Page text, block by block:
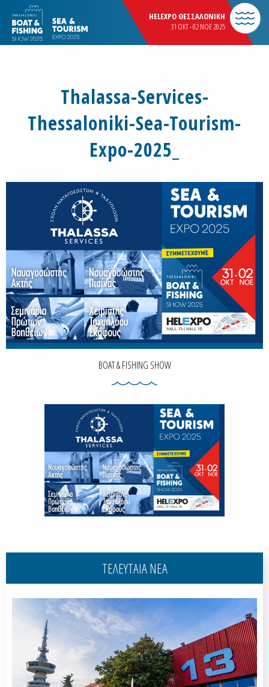
HELEXPO ΘΕΣΣΑΛΟΝΙΚΗ
31 OKT - 02 NOE 2025
Thalassa-Services-
Thessaloniki-Sea-Tourism-
Expo-2025_
BOAT & FISHING SHOW
ΤΕΛΕΥΤΑΙΑ ΝΕΑ